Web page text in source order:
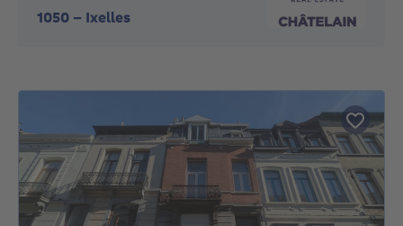
1050 - Ixelles